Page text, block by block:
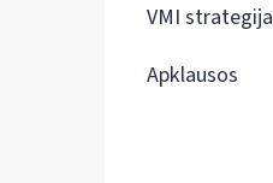
VMI strategija
Apklausos